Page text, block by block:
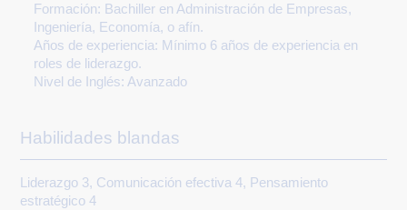
Formación: Bachiller en Administración de Empresas,
Ingeniería, Economía, o afín.
Años de experiencia: Mínimo 6 años de experiencia en
roles de liderazgo.
Nivel de Inglés: Avanzado
Habilidades blandas
Liderazgo 3, Comunicación efectiva 4, Pensamiento
estratégico 4